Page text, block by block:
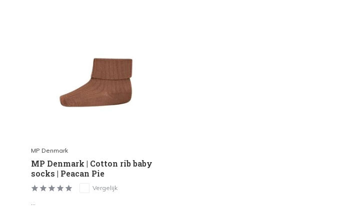
MP Denmark
MP Denmark | Cotton rib baby
socks | Peacan Pie
Vergelijk